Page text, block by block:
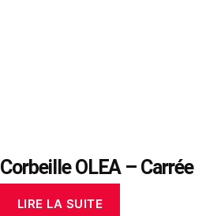
Corbeille OLEA – Carrée
LIRE LA SUITE